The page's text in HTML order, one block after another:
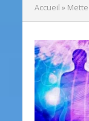
Accueil »